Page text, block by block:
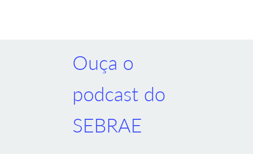
Ouça o
podcast do
SEBRAE